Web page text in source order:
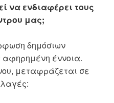
να ενδιαφέρει τους
μας;
δημόσιων
αφηρημένη έννοια.
μεταφράζεται σε